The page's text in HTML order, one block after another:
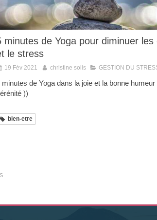
minutes de Yoga pour diminuer les
le stress
19 Fév 2021 christine solis GESTION DU
minutes de Yoga dans la joie et la bonne
))
bien-etre